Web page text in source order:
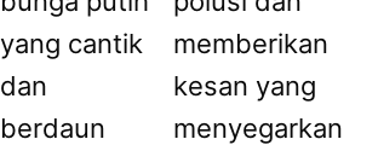
yang cantik
dan
berdaun
memberikan
kesan yang
menyegarkan